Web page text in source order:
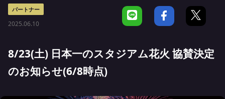
パートナー
2025.06.10
8/23(土) 日本一のスタジアム花火 協賛決定
のお知らせ(6/8時点)